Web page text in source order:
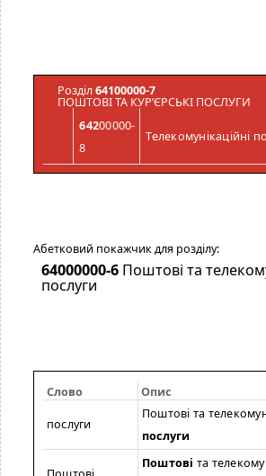
Розділ64100000-7
ПОШТОВІ ТА КУР’ЄРСЬКІ ПОСЛУГИ
64200000-
8
Телекомунікаційні
Абетковий покажчик для розділу:
64000000-6 Поштові та
послуги
Слово Опис
послуги
Поштові та
послуги
Поштові та